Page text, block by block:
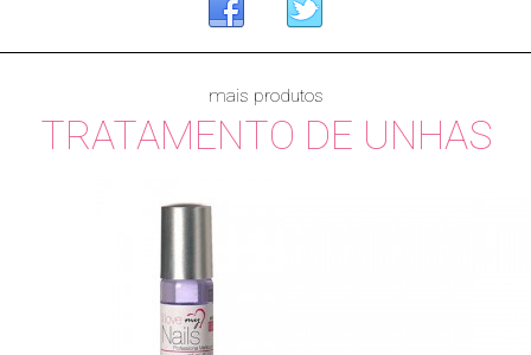
mais produtos
TRATAMENTO DE UNHAS